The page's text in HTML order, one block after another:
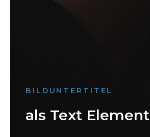
BILDUNTERTITEL
als Text Element